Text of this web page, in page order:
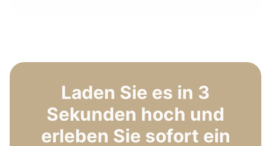
Laden Sie es in 3
Sekunden hoch und
erleben Sie sofort ein